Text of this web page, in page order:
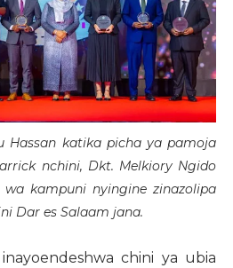
Hassan katika picha ya pamoja
nchini, Dkt. Melkiory Ngido
kampuni nyingine zinazolipa
Dar es Salaam jana.
chini ya ubia